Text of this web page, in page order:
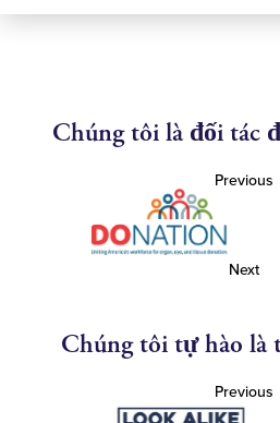
Chúng tôi là đối tác
Previous
Next
Chúng tôi tự hào là
Previous